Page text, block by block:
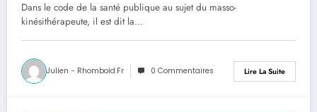
Dans le code de la santé publique au sujet du masso-
kinésithérapeute, il est dit la…
Julien - Rhomboid.fr 0 Commentaires Lire La Suite